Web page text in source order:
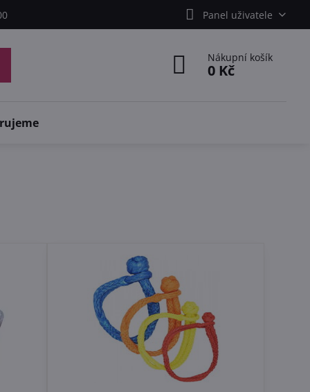
Panel uživatele
Nákupní košík
0 Kč